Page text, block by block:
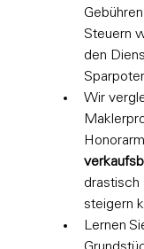
Steuern
den
Wir
drastisch
steigern
Lernen